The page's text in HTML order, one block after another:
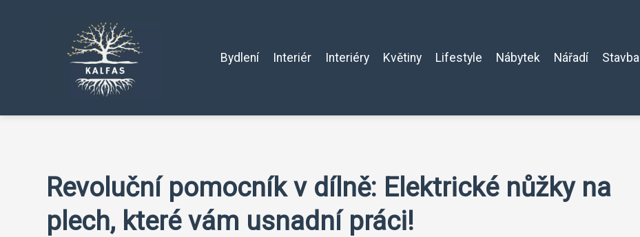
Bydlení Interiér Interiéry Květiny Lifestyle Nábytek Nářadí Stavba
Revoluční pomocník v dílně: Elektrické nůžky na
plech, které vám usnadní práci!